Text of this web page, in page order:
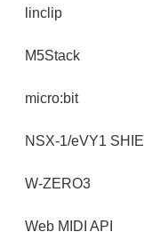
linclip
M5Stack
micro:bit
NSX-1/eVY1
W-ZERO3
Web MIDI API